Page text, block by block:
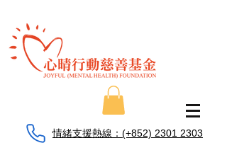
情緒支援熱線：​​(+852) 2301 2303